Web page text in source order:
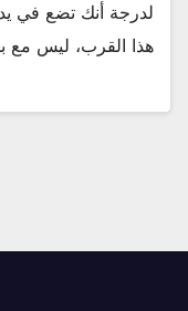
لدرجة أنك تضع في
هذا القرب، ليس مع